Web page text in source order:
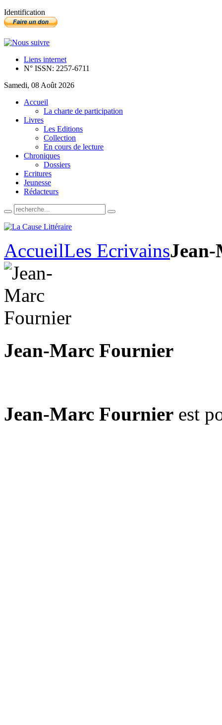
Identification
Liens internet
N° ISSN: 2257-6711
Samedi, 08 Août 2026
Accueil
La charte de participation
Livres
Les Editions
Collection
En cours de lecture
Chroniques
Dossiers
Ecritures
Jeunesse
Rédacteurs
AccueilLes Ecrivains
Jean-Marc Fournier
Jean-Marc Fournier est